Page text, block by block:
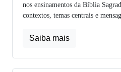
nos ensinamentos da Bíblia
contextos, temas centrais e
Saiba mais